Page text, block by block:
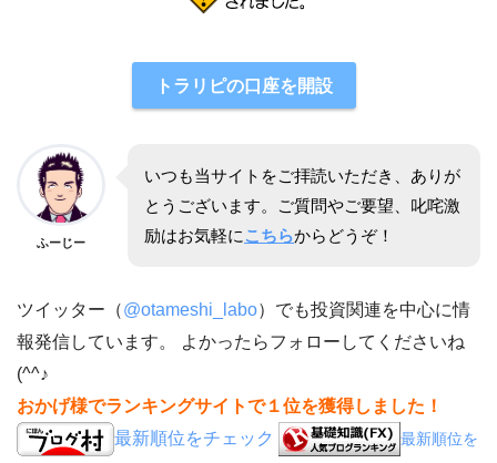
トラリピの口座を開設
ふーじー
いつも当サイトをご拝読いただき、ありが
とうございます。ご質問やご要望、叱咤激
励はお気軽にこちらからどうぞ！
ツイッター（@otameshi_labo）でも投資関連を中心に情
報発信しています。 よかったらフォローしてくださいね
(^^♪
おかげ様でランキングサイトで１位を獲得しました！
最新順位をチェック
最新順位を